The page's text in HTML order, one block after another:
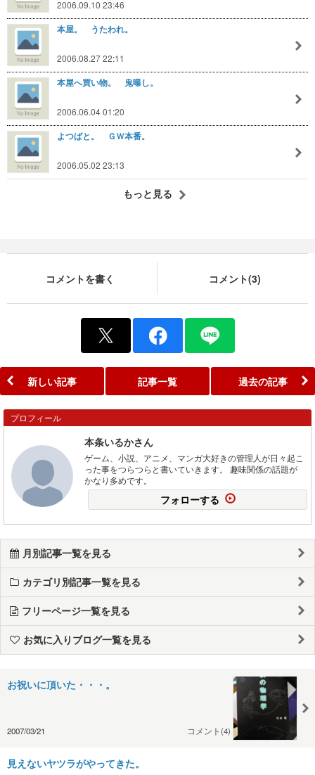
2006.09.10 23:46
本屋。 うたわれ。
2006.08.27 22:11
本屋へ買い物。 鬼曝し。
2006.06.04 01:20
よつばと。 ＧＷ本番。
2006.05.02 23:13
もっと見る
コメントを書く コメント(3)
新しい記事 記事一覧 過去の記事
プロフィール
本条いるかさん
ゲーム、小説、アニメ、マンガ大好きの管理人が日々起こ
った事をつらつらと書いていきます。 趣味関係の話題が
かなり多めです。
フォローする
月別記事一覧を見る
カテゴリ別記事一覧を見る
フリーページ一覧を見る
お気に入りブログ一覧を見る
お祝いに頂いた・・・。
2007/03/21 コメント(4)
見えないヤツラがやってきた。